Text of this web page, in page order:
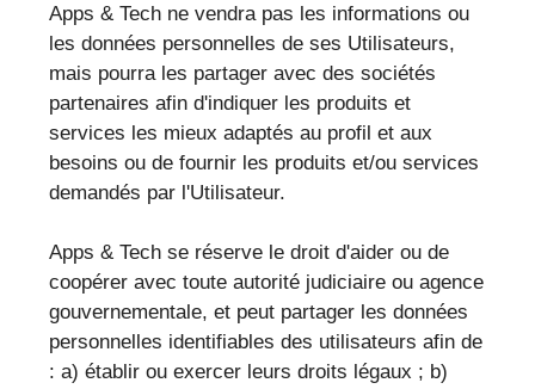
Apps & Tech ne vendra pas les informations ou
les données personnelles de ses Utilisateurs,
mais pourra les partager avec des sociétés
partenaires afin d'indiquer les produits et
services les mieux adaptés au profil et aux
besoins ou de fournir les produits et/ou services
demandés par l'Utilisateur.
Apps & Tech se réserve le droit d'aider ou de
coopérer avec toute autorité judiciaire ou agence
gouvernementale, et peut partager les données
personnelles identifiables des utilisateurs afin de
: a) établir ou exercer leurs droits légaux ; b)